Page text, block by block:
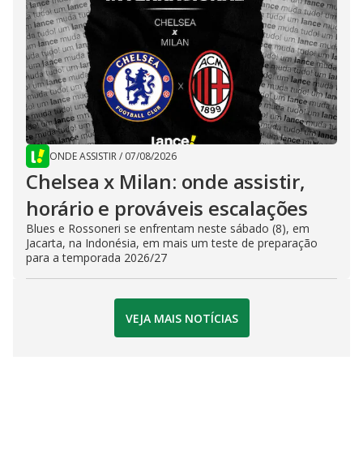
ONDE ASSISTIR/ 07/08/2026
Chelsea x Milan: onde assistir,
horário e prováveis escalações
Blues e Rossoneri se enfrentam neste sábado (8), em
Jacarta, na Indonésia, em mais um teste de preparação
para a temporada 2026/27
VEJA MAIS NOTÍCIAS